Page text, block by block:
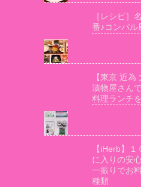
［レシピ］
番♪コンパル
【東京 近
漬物屋さん
料理ランチ
【iHerb】
に入りの安
一振りでお
種類